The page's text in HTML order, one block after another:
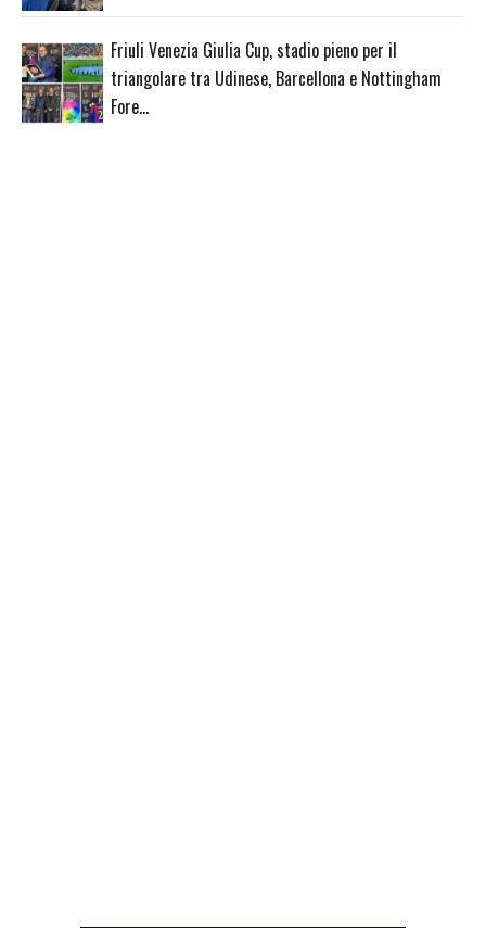
Friuli Venezia Giulia Cup, stadio pieno per il
triangolare tra Udinese, Barcellona e Nottingham
Fore…